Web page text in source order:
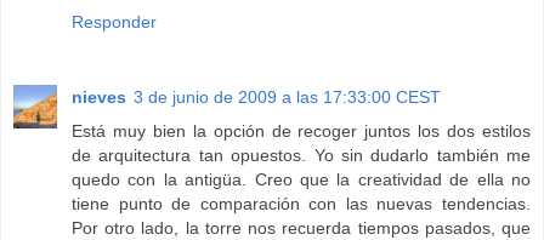
Responder
nieves 3 de junio de 2009 a las 17:33:00 CEST
Está muy bien la opción de recoger juntos los dos estilos
de arquitectura tan opuestos. Yo sin dudarlo también me
quedo con la antigüa. Creo que la creatividad de ella no
tiene punto de comparación con las nuevas tendencias.
Por otro lado, la torre nos recuerda tiempos pasados, que